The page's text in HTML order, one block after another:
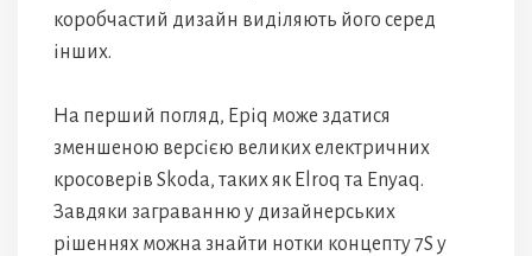
коробчастий дизайн виділяють його серед
інших.
На перший погляд, Epiq може здатися
зменшеною версією великих електричних
кросоверів Skoda, таких як Elroq та Enyaq.
Завдяки заграванню у дизайнерських
рішеннях можна знайти нотки концепту 7S у